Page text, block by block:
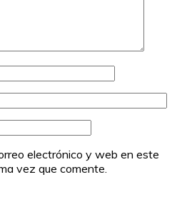
electrónico y web en este
vez que comente.